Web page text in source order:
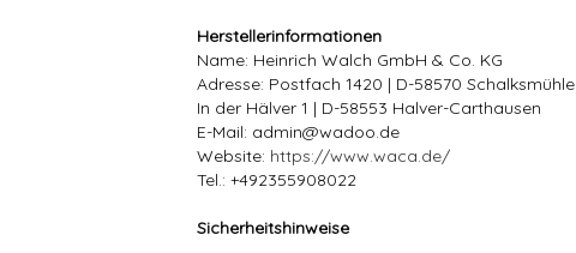
Herstellerinformationen
Name: Heinrich Walch GmbH & Co. KG
Adresse: Postfach 1420 | D-58570 Schalksmühle
In der Hälver 1 | D-58553 Halver-Carthausen
E-Mail: admin@wadoo.de
Website: https://www.waca.de/
Tel.: +492355908022
Sicherheitshinweise